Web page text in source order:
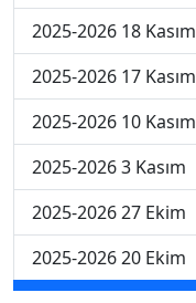
2025-2026 18 Kasım
2025-2026 17 Kasım
2025-2026 10 Kasım
2025-2026 3 Kasım
2025-2026 27 Ekim
2025-2026 20 Ekim